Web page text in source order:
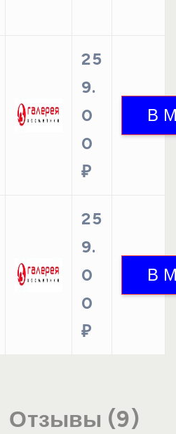
25
9.
0
0
₽
25
9.
0
0
₽
Отзывы (9)